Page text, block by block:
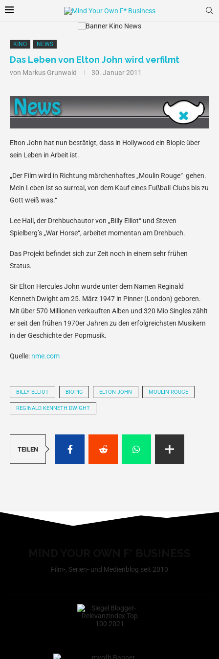
KINO NEWS
Das Leben von Elton John wird verfilmt
von Markus Grunwald 30. Januar 2011
Elton John hat nun bestätigt, dass in Hollywood ein Biopic über
sein Leben in Arbeit ist.
„Der Film wird in Richtung märchenhaftes „Moulin Rouge“ gehen.
Mein Leben ist so surreal, von dem Kauf eines Fußball-Clubs bis zu
Gott weiß was.“
Lee Hall, der Drehbuchautor von „Billy Elliot“ und Steven
Spielberg’s „War Horse“, arbeitet momentan am Drehbuch.
Das Projekt befindet sich zur Zeit noch in einem sehr frühen
Status.
Sir Elton Hercules John wurde unter dem Namen Reginald
Kenneth Dwight am 25. März 1947 in Pinner (London) geboren.
Mit über 570 Millionen verkauften Alben und 320 Mio Singles zählt
er seit den frühen 1970er Jahren zu den erfolgreichsten Musikern
in der Geschichte der Popmusik.
Quelle: nme.com
BILLY ELLIOT BIOPIC ELTON JOHN MOULIN ROUGE
REGINALD KENNETH DWIGHT
TEILEN
Film-, Serien- und Medienblog seit 2010